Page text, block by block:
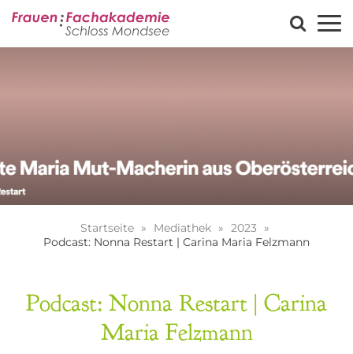
Startseite Mediathek
2023
Podcast: Nonna Restart | Carina Maria Felzmann
Podcast: Nonna Restart | Carina
Maria Felzmann